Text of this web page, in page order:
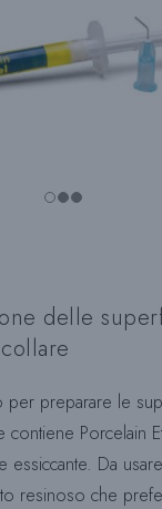
delle
preparare le
contiene Porcelain
essiccante. Da
resinoso che